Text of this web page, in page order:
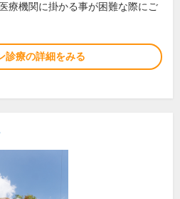
療機関に掛かる事が困難な際にご
診療の詳細をみる